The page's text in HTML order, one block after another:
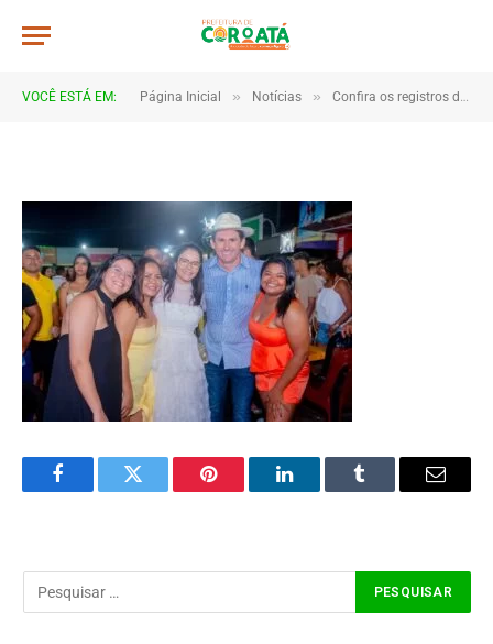
VOCÊ ESTÁ EM: Página Inicial » Notícias » Confira os registros da virada de ano em Coroatá
JWR_6535
FacebookTwitter Pinterest LinkedInTumblr Email